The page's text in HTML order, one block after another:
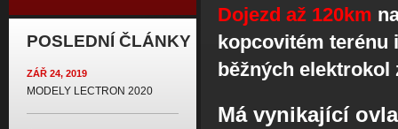
POSLEDNÍ ČLÁNKY
ZÁŘ 24, 2019
MODELY LECTRON 2020
Dojezd až 120km
kopcovitém terénu
běžných elektrokol
Má vynikající